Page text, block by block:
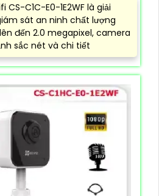
CS-C1C-E0-1E2WF là giải
sát an ninh chất lượng
đến 2.0 megapixel, camera
sắc nét và chi tiết